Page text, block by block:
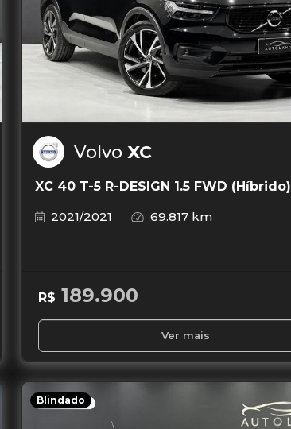
Volvo XC
XC 40 T-5 R-DESIGN 1.5 FWD (Híbrido)
2021/2021
69.817 km
R$ 189.900
Ver mais
Blindado